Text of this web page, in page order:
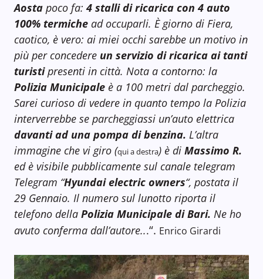
Aosta poco fa:4 stalli di ricarica con 4 auto
100% termiche ad occuparli. È giorno di Fiera,
caotico, è vero: ai miei occhi sarebbe un motivo in
più per concedere un servizio di ricarica ai tanti
turistipresenti in città. Nota a contorno: la
Polizia Municipale è a 100 metri dal parcheggio.
Sarei curioso di vedere in quanto tempo la Polizia
interverrebbe se parcheggiassi un’auto elettrica
davanti ad una pompa di benzina. L’altra
immagine che vi giro (qui a destra) è di Massimo R.
ed è visibile pubblicamente sul canale telegram
Telegram “Hyundai electric owners“, postata il
29 Gennaio. Il numero sul lunotto riporta il
telefono della Polizia Municipale di Bari. Ne ho
avuto conferma dall’autore...“. Enrico Girardi